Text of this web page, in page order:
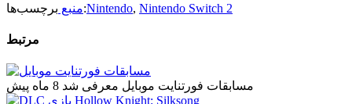
منبعبرچسب‌ها:Nintendo, Nintendo Switch 2
مرتبط
مسابقات فورتنایت موبایل معرفی شد 8 ماه پیش